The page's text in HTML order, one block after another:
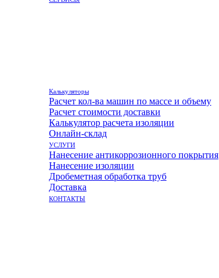
Калькуляторы
Расчет кол-ва машин по массе и объему
Расчет стоимости доставки
Калькулятор расчета изоляции
Онлайн-склад
УСЛУГИ
Нанесение антикоррозионного покрытия
Нанесение изоляции
Дробеметная обработка труб
Доставка
КОНТАКТЫ